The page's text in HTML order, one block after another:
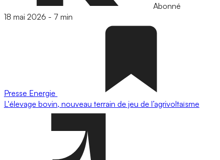
Abonné
18 mai 2026 - 7 min
Presse Energie
L'élevage bovin, nouveau terrain de jeu de l’agrivoltaïsme